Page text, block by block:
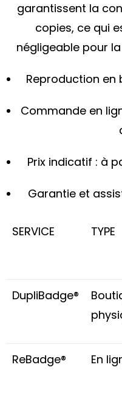
garantissent la
copies, ce qui
négligeable pour
Reproduction en
Commande en
Prix indicatif : à
Garantie et
SERVICE TYPE
DupliBadge®
ReBadge® En